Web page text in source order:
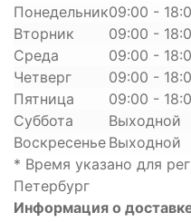
Понедельник09:00 -
Вторник
09:00 -
Среда
09:00 -
Четверг
09:00 -
Пятница
09:00 -
Суббота
Выходной
Воскресенье Выходной
* Время указано для
Петербург
Информация о